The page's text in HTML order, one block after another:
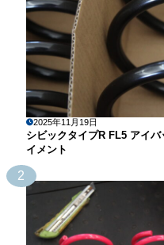
2025年11月19日
シビックタイプR FL5 アイ
イメント
2